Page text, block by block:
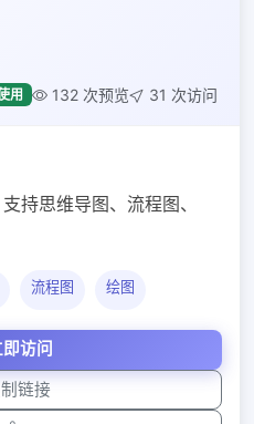
用 132 次预览 31 次访问
持思维导图、流程图、
流程图 绘图
即访问
链接